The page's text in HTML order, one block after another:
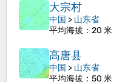
大宗村
中国 > 山东省
平均海拔 ：20 米
高唐县
中国 > 山东省
平均海拔 ：50 米